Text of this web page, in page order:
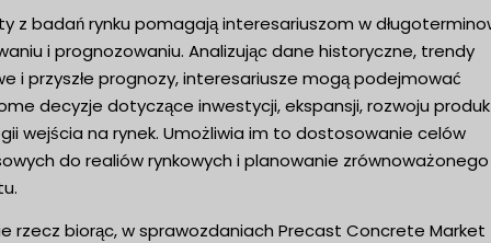
z badań rynku pomagają interesariuszom w
i prognozowaniu. Analizując dane historyczne, trendy
i przyszłe prognozy, interesariusze mogą podejmować
decyzje dotyczące inwestycji, ekspansji, rozwoju
wejścia na rynek. Umożliwia im to dostosowanie celów
do realiów rynkowych i planowanie zrównoważonego
rzecz biorąc, w sprawozdaniach Precast Concrete Market